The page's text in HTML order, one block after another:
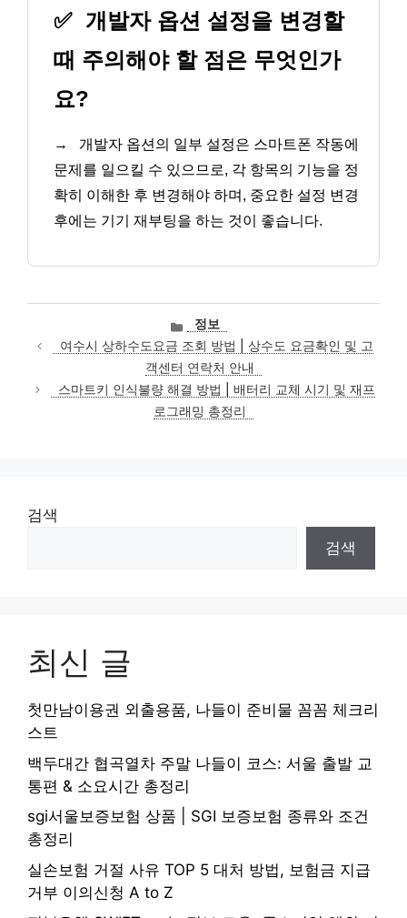
✅ 개발자 옵션 설정을 변경할
때 주의해야 할 점은 무엇인가
요?
→
개발자 옵션의 일부 설정은 스마트폰 작동에
문제를 일으킬 수 있으므로, 각 항목의 기능을 정
확히 이해한 후 변경해야 하며, 중요한 설정 변경
후에는 기기 재부팅을 하는 것이 좋습니다.
카
테
고
리
정보
여수시 상하수도요금 조회 방법 | 상수도 요금확인 및 고
객센터 연락처 안내
스마트키 인식불량 해결 방법 | 배터리 교체 시기 및 재프
로그래밍 총정리
검색
검색
최신 글
첫만남이용권 외출용품, 나들이 준비물 꼼꼼 체크리
스트
백두대간 협곡열차 주말 나들이 코스: 서울 출발 교
통편 & 소요시간 총정리
sgi서울보증보험 상품 | SGI 보증보험 종류와 조건
총정리
실손보험 거절 사유 TOP 5 대처 방법, 보험금 지급
거부 이의신청 A to Z